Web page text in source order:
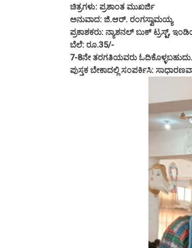
ಚಿತ್ರಗಳು: ಪ್ರಶಾಂತ ಮುಖರ್ಜಿ
ಅನುವಾದ: ಜಿ.ಆರ್. ರಂಗಸ್ವಾಮಯ್ಯ
ಪ್ರಕಾಶಕರು: ನ್ಯಾಶನಲ್ ಬುಕ್ ಟ್ರಸ್ಟ್,
ಬೆಲೆ: ರೂ.35/-
7-8ನೇ ತರಗತಿಯವರು
ಪುಸ್ತಕ ಬೇಕಾದಲ್ಲಿ ಸಂಪರ್ಕಿಸಿ: